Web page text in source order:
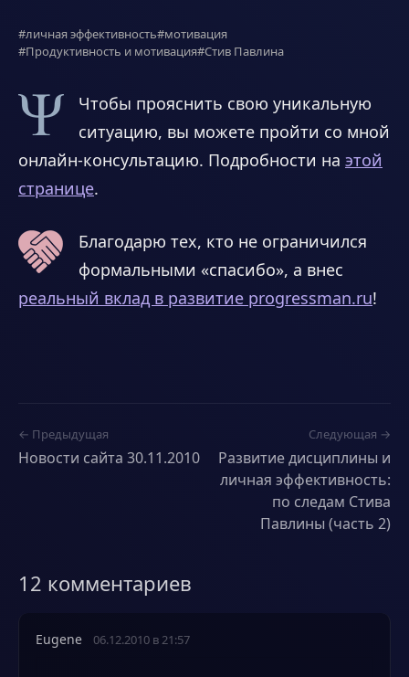
#личная эффективность#мотивация
#Продуктивность и мотивация#Стив Павлина
Чтобы прояснить свою уникальную
ситуацию, вы можете пройти со мной
онлайн-консультацию. Подробности на этой
странице.
Благодарю тех, кто не ограничился
формальными «спасибо», а внес
реальный вклад в развитие progressman.ru!
← Предыдущая
Новости сайта 30.11.2010
Следующая →
Развитие дисциплины и
личная эффективность:
по следам Стива
Павлины (часть 2)
12 комментариев
Eugene 06.12.2010 в 21:57